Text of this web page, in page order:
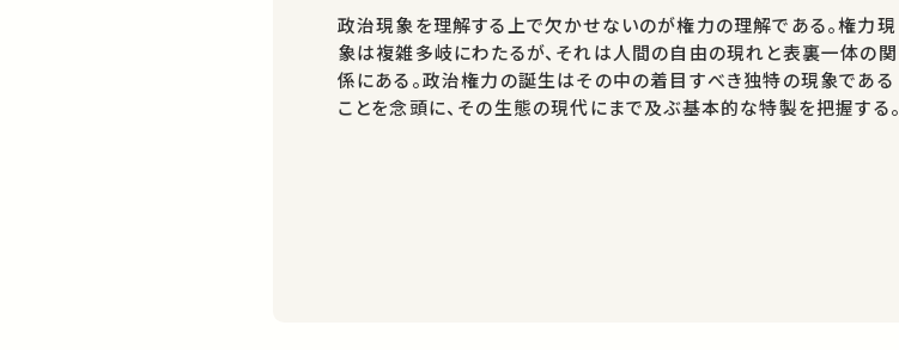
政治現象を理解する上で欠かせないのが権力の理解である。権力現
象は複雑多岐にわたるが、それは人間の自由の現れと表裏一体の関
係にある。政治権力の誕生はその中の着目すべき独特の現象である
ことを念頭に、その生態の現代にまで及ぶ基本的な特製を把握する。